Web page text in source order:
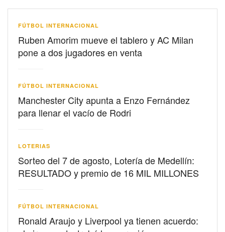
FÚTBOL INTERNACIONAL
Ruben Amorim mueve el tablero y AC Milan
pone a dos jugadores en venta
FÚTBOL INTERNACIONAL
Manchester City apunta a Enzo Fernández
para llenar el vacío de Rodri
LOTERIAS
Sorteo del 7 de agosto, Lotería de Medellín:
RESULTADO y premio de 16 MIL MILLONES
FÚTBOL INTERNACIONAL
Ronald Araujo y Liverpool ya tienen acuerdo: